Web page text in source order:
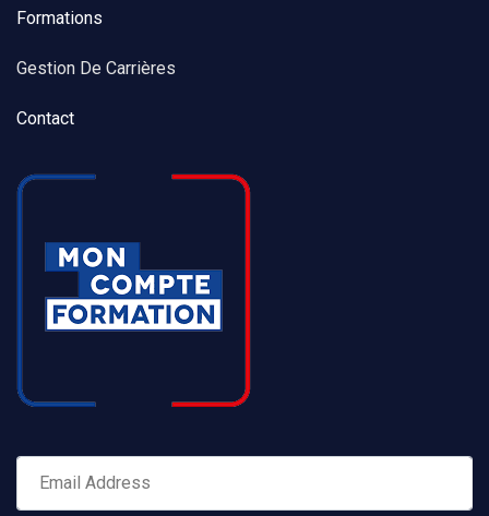
Formations
Gestion De Carrières
Contact